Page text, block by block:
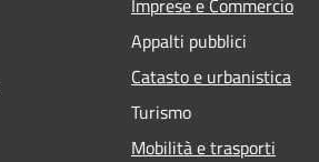
Appalti pubblici
Catasto e urbanistica
Turismo
Mobilità e trasporti